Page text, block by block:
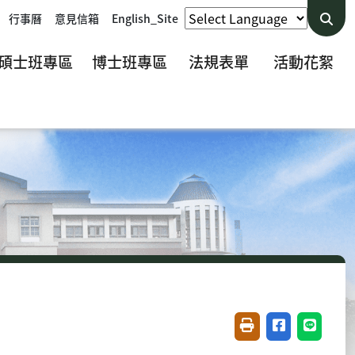
行事曆 意見信箱 English_Site
士班專區 博士班專區 法規表單
活動花絮
友善列印(開新視窗)
分享至臉書(
分享至